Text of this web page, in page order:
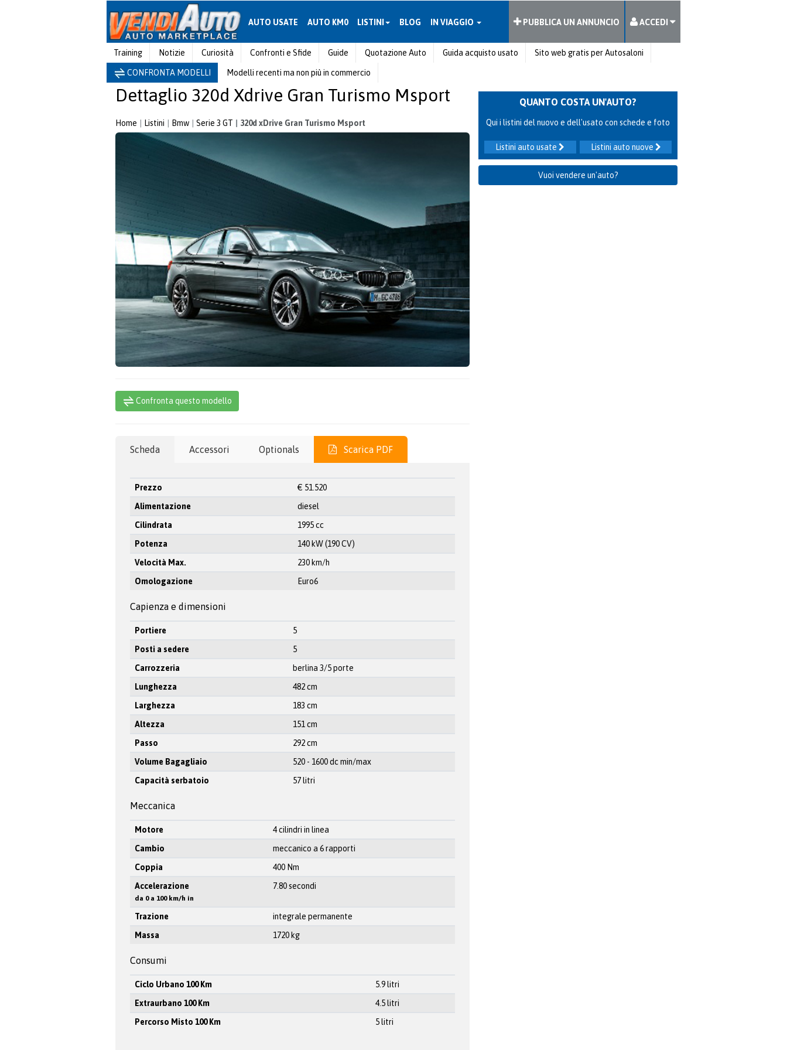
AUTO USATE AUTO KM0 LISTINI BLOG IN VIAGGIO PUBBLICA UN ANNUNCIO ACCEDI
Training Notizie Curiosità Confronti e Sfide Guide Quotazione Auto Guida acquisto usato Sito web gratis per Autosaloni
CONFRONTA MODELLI Modelli recenti ma non più in commercio
Dettaglio 320d Xdrive Gran Turismo Msport
Home Listini Bmw Serie 3 GT 320d xDrive Gran Turismo Msport
Confronta questo modello
Scheda Accessori Optionals Scarica PDF
Prezzo
€ 51.520
Alimentazione
diesel
Cilindrata
1995 cc
Potenza
140 kW (190 CV)
Velocità Max.
230 km/h
Omologazione
Euro6
Capienza e dimensioni
Portiere
5
Posti a sedere
5
Carrozzeria
berlina 3/5 porte
Lunghezza
482 cm
Larghezza
183 cm
Altezza
151 cm
Passo
292 cm
Volume Bagagliaio
520 - 1600 dc min/max
Capacità serbatoio
57 litri
Meccanica
Motore
4 cilindri in linea
Cambio
meccanico a 6 rapporti
Coppia
400 Nm
Accelerazione
da 0 a 100 km/h in
7.80 secondi
Trazione
integrale permanente
Massa
1720 kg
Consumi
Ciclo Urbano 100 Km
5.9 litri
Extraurbano 100 Km
4.5 litri
Percorso Misto 100 Km
5 litri
QUANTO COSTA UN'AUTO?
Qui i listini del nuovo e dell'usato con schede e foto
Listini auto nuove
Listini auto usate
Vuoi vendere un'auto?